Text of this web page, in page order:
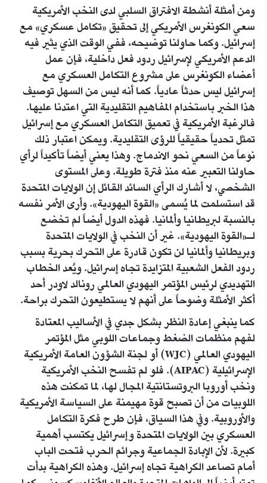
ومن أمثلة أنشطة الافتراق السلبي لدى النخب الأمريكية
سعي الكونغرس الأمريكي إلى تحقيق «تكامل عسكري» مع
إسرائيل. وكما حاولنا توضيحه، ففي الوقت الذي يثير فيه
الدعم الأمريكي لإسرائيل ردود فعل داخلية، فإن عمل
أعضاء الكونغرس على مشروع التكامل العسكري مع
إسرائيل ليس حدثاً عادياً. كما أنه ليس من السهل توصيف
هذا الخبر باستخدام المفاهيم التقليدية التي اعتدنا عليها.
فالرغبة الأمريكية في تعميق التكامل العسكري مع إسرائيل
تمثل تحدياً حقيقياً للرؤى التقليدية. ويمكن اعتبار ذلك
نوعاً من السعي نحو الاندماج. وهذا يعني أيضاً تأكيداً لرأي
حاولنا التعبير عنه منذ فترة طويلة. وعلى المستوى
الشخصي، لا أشارك الرأي السائد القائل إن الولايات المتحدة
قد استسلمت لما يُسمى «القوة اليهودية». وأرى الأمر نفسه
بالنسبة لبريطانيا وألمانيا. فهذه الدول أيضاً لم تخضع
لـ«القوة اليهودية». غير أن النخب في الولايات المتحدة
وبريطانيا وألمانيا لن تكون قادرة على التحرك بحرية بسبب
ردود الفعل الشعبية المتزايدة تجاه إسرائيل. ويُعد الخطاب
التهديدي لرئيس المؤتمر اليهودي العالمي رونالد لاودر أحد
أكثر الأمثلة وضوحاً على أنهم لا يستطيعون التحرك براحة.
كما ينبغي إعادة النظر بشكل جدي في الأساليب المعتادة
لفهم منظمات الضغط وجماعات اللوبي مثل المؤتمر
اليهودي العالمي (WJC) أو لجنة الشؤون العامة الأمريكية
الإسرائيلية (AIPAC). فلو لم تفسح النخب الأمريكية
ونخب أوروبا البروتستانتية المجال لها، لما تمكنت هذه
اللوبيات من أن تصبح قوة مهيمنة على السياسة الأمريكية
والأوروبية. وفي هذا السياق، فإن طرح فكرة التكامل
العسكري بين الولايات المتحدة وإسرائيل يكتسب أهمية
كبيرة. لأن الإبادة الجماعية وجرائم الحرب فتحت الباب
أمام تصاعد الكراهية تجاه إسرائيل. وهذه الكراهية بدأت